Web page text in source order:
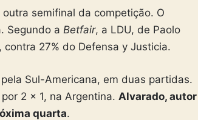
semifinal da competição. O
Segundo a Betfair, a LDU, de Paolo
27% do Defensa y Justicia.
Sul-Americana, em duas partidas.
2 x 1, na Argentina. Alvarado, autor
quarta.